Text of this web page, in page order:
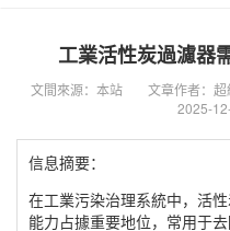
工業活性炭過濾器
文間來源：本站 文章作者：超
2025-
信息摘要：
在工業污染治理系統中，活
能力占據重要地位，常用于